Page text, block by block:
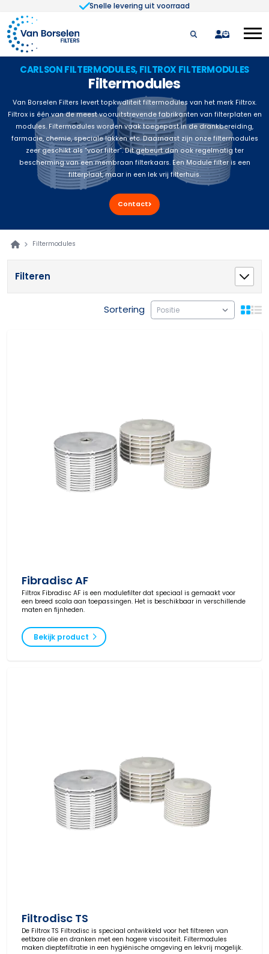
Snelle levering uit voorraad
Ga naar de inhoud
quote
CARLSON FILTERMODULES, FILTROX FILTERMODULES
Filtermodules
Van Borselen Filters levert topkwaliteit filtermodules van het merk Filtrox.
Filtrox is één van de meest vooruitstrevende fabrikanten van filterplaten en
modules. Filtermodules worden vaak toegepast in de drankbereiding,
farmacie, chemie, speciale lakken etc. Daarnaast zijn onze filtermodules
zeer geschikt als “voor filter”. Dit gebeurt dan ook regelmatig ter
bescherming van een membraan filterkaars. Een Module filter is een
filterplaat, maar in een lek vrij filterhuis.
Contact
Filtermodules
Filteren
Sortering
Fibradisc AF
Filtrox Fibradisc AF is een modulefilter dat speciaal is gemaakt voor
een breed scala aan toepassingen. Het is beschikbaar in verschillende
maten en fijnheden.
Bekijk product
Filtrodisc TS
De Filtrox TS Filtrodisc is speciaal ontwikkeld voor het filtreren van
eetbare olie en dranken met een hogere viscositeit. Filtermodules
maken dieptefiltratie in een hygiënische omgeving en lekvrij mogelijk.